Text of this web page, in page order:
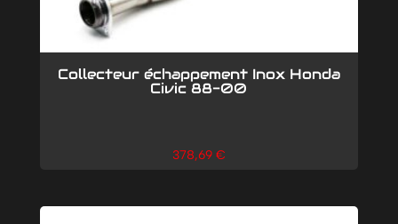
Collecteur échappement Inox Honda
Civic 88-00
378,69 €